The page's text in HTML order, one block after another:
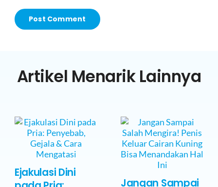
Artikel Menarik Lainnya
Ejakulasi Dini
Jangan Sampai